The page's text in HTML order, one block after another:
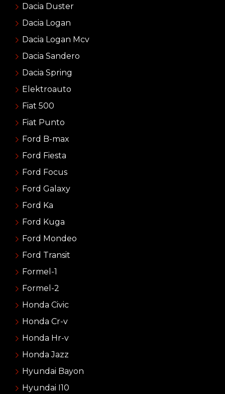
Dacia Duster
Dacia Logan
Dacia Logan Mcv
Dacia Sandero
Dacia Spring
Elektroauto
Fiat 500
Fiat Punto
Ford B-max
Ford Fiesta
Ford Focus
Ford Galaxy
Ford Ka
Ford Kuga
Ford Mondeo
Ford Transit
Formel-1
Formel-2
Honda Civic
Honda Cr-v
Honda Hr-v
Honda Jazz
Hyundai Bayon
Hyundai I10